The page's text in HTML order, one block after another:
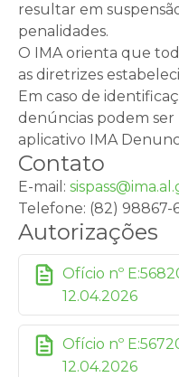
resultar em
penalidades.
O IMA orienta que
as diretrizes
Em caso de
denúncias podem ser
aplicativo IMA
Contato
E-mail:
Telefone: (82) 98867-
Autorizações
Ofício nº
12.04.2026
Ofício nº
12.04.2026